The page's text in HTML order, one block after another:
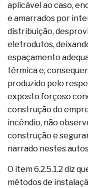
aplicável ao caso,
e amarrados por
distribuição,
eletrodutos,
espaçamento
térmica e,
produzido pelo
exposto forçoso
construção do
incêndio, não
construção e
narrado nestes
O item 6.2.5.1.2 diz
métodos de